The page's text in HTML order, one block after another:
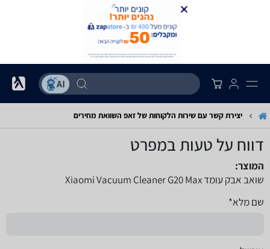
יצירת קשר עם שירות הלקוחות של זאפ השוואת מחירים
דווח על טעות במפרט
המוצר:
שואב אבק עומד Xiaomi Vacuum Cleaner G20 Max
שם מלא*